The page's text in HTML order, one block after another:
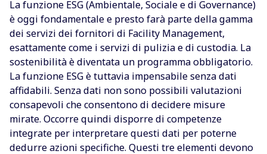
La funzione ESG (Ambientale, Sociale e di Governance)
è oggi fondamentale e presto farà parte della gamma
dei servizi dei fornitori di Facility Management,
esattamente come i servizi di pulizia e di custodia. La
sostenibilità è diventata un programma obbligatorio.
La funzione ESG è tuttavia impensabile senza dati
affidabili. Senza dati non sono possibili valutazioni
consapevoli che consentono di decidere misure
mirate. Occorre quindi disporre di competenze
integrate per interpretare questi dati per poterne
dedurre azioni specifiche. Questi tre elementi devono